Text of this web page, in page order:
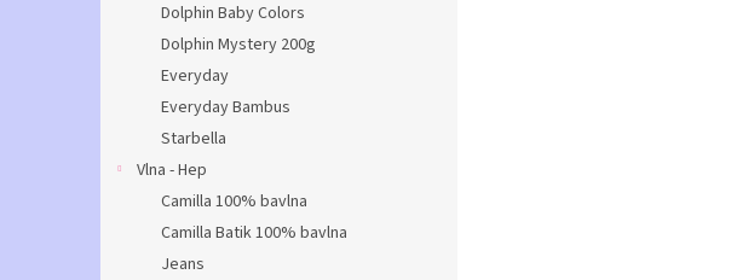
Dolphin Baby Colors
Dolphin Mystery 200g
Everyday
Everyday Bambus
Starbella
Vlna - Hep
Camilla 100% bavlna
Camilla Batik 100% bavlna
Jeans